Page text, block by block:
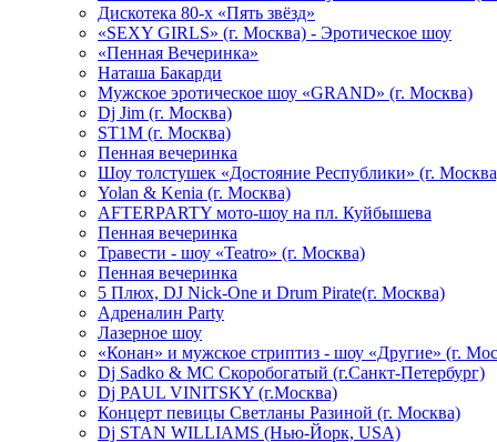
Дискотека 80-х «Пять звёзд»
«SEXY GIRLS» (г. Москва) - Эротическое шоу
«Пенная Вечеринка»
Hаташа Бакарди
Мужское эротическое шоу «GRAND» (г. Москва)
Dj Jim (г. Москва)
ST1M (г. Москва)
Пенная вечеринка
Шоу толстушек «Достояние Республики» (г.
Yolan & Kenia (г. Москва)
AFTERPARTY мото-шоу на пл. Куйбышева
Пенная вечеринка
Травести - шоу «Teatro» (г. Москва)
Пенная вечеринка
5 Плюх, DJ Nick-One и Drum Pirate(г. Москва)
Адреналин Party
Лазерное шоу
«Конан» и мужское стриптиз - шоу «Другие» (г.
Dj Sadko & МС Скоробогатый (г.Санкт-Петербург)
Dj PAUL VINITSKY (г.Москва)
Концерт певицы Светланы Разиной (г. Москва)
Dj STAN WILLIAMS (Нью-Йорк, USA)